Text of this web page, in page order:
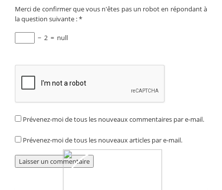
Merci de confirmer que vous n'êtes pas un robot en répondant à
la question suivante :*
− 2 = null
Prévenez-moi de tous les nouveaux commentaires par e-mail.
Prévenez-moi de tous les nouveaux articles par e-mail.